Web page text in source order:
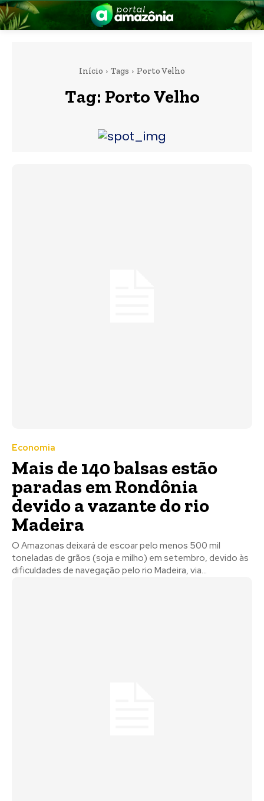
Início Tags Porto Velho
Tag: Porto Velho
Economia
Mais de 140 balsas estão
paradas em Rondônia
devido a vazante do rio
Madeira
O Amazonas deixará de escoar pelo menos 500 mil
toneladas de grãos (soja e milho) em setembro, devido às
dificuldades de navegação pelo rio Madeira, via...